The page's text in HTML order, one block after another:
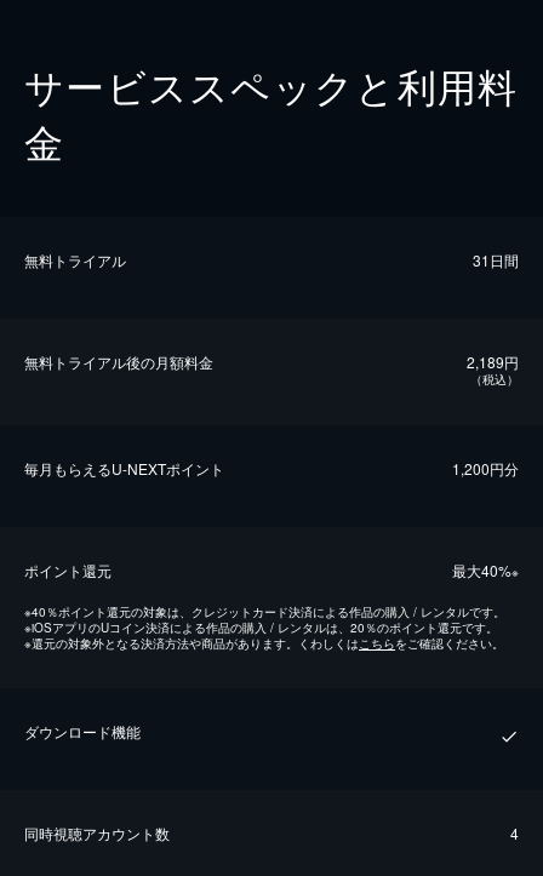
サービススペックと利用料
金
無料トライアル 31日間
無料トライアル後の⽉額料金 2,189円
（税込）
毎⽉もらえるU-NEXTポイント 1,200円分
ポイント還元 最⼤40%※
※40％ポイント還元の対象は、クレジットカード決済による作品の購入 / レンタルです。
※iOSアプリのUコイン決済による作品の購入 / レンタルは、20％のポイント還元です。
※還元の対象外となる決済方法や商品があります。くわしくはこちらをご確認ください。
ダウンロード機能
同時視聴アカウント数 4